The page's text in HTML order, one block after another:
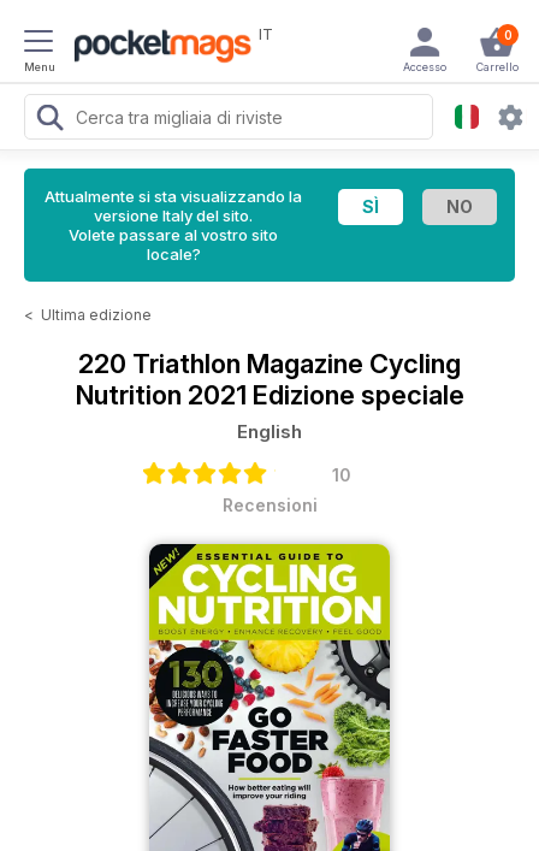
Menu
IT 0
Carrello
Accesso
Attualmente si sta visualizzando la
versione Italy del sito.
Volete passare al vostro sito
locale?
< Ultima edizione
220 Triathlon Magazine Cycling
Nutrition 2021 Edizione speciale
English
10
Recensioni